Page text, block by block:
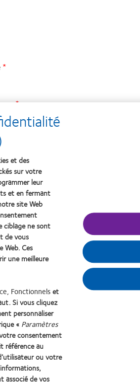
sur la myopie et les produits
Accéder à l'espace consommateurs
et des
sur votre
leur
et en fermant
site Web
ciblage ne sont
de vous
Ces
une meilleure
Fonctionnelset
Si vous cliquez
personnaliser
« Paramètres
consentement
référence au
ou votre
associé de vos